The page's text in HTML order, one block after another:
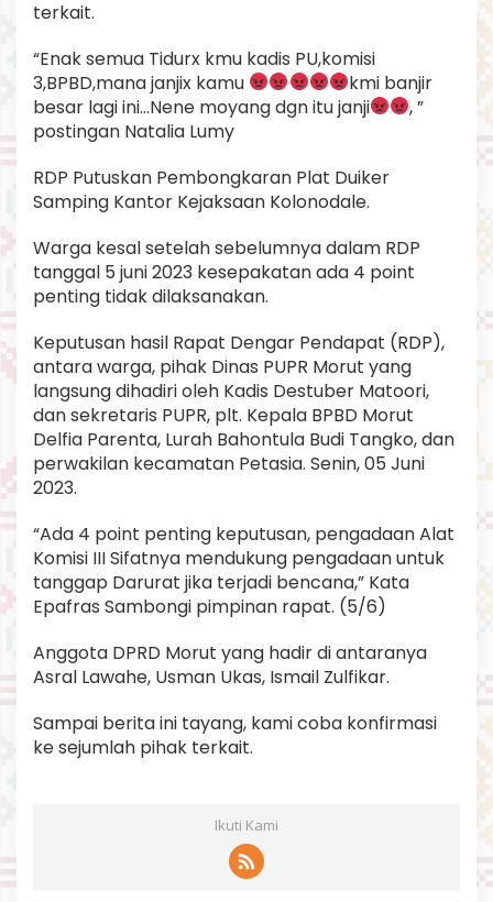
terkait.
“Enak semua Tidurx kmu kadis PU,komisi
3,BPBD,mana janjix kamu
kmi banjir
besar lagi ini…Nene moyang dgn itu janji
, ”
postingan Natalia Lumy
RDP Putuskan Pembongkaran Plat Duiker
Samping Kantor Kejaksaan Kolonodale.
Warga kesal setelah sebelumnya dalam RDP
tanggal 5 juni 2023 kesepakatan ada 4 point
penting tidak dilaksanakan.
Keputusan hasil Rapat Dengar Pendapat (RDP),
antara warga, pihak Dinas PUPR Morut yang
langsung dihadiri oleh Kadis Destuber Matoori,
dan sekretaris PUPR, plt. Kepala BPBD Morut
Delfia Parenta, Lurah Bahontula Budi Tangko, dan
perwakilan kecamatan Petasia. Senin, 05 Juni
2023.
“Ada 4 point penting keputusan, pengadaan Alat
Komisi III Sifatnya mendukung pengadaan untuk
tanggap Darurat jika terjadi bencana,” Kata
Epafras Sambongi pimpinan rapat. (5/6)
Anggota DPRD Morut yang hadir di antaranya
Asral Lawahe, Usman Ukas, Ismail Zulfikar.
Sampai berita ini tayang, kami coba konfirmasi
ke sejumlah pihak terkait.
Ikuti Kami